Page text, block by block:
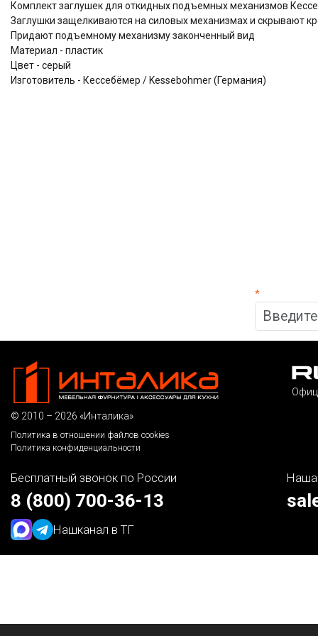
Комплект заглушек для откидных подъемных механизмов
Заглушки защелкиваются на силовых механизмах и скрывают
Придают подъемному механизму законченный вид
Материал - пластик
Цвет - серый
Изготовитель - Кессебёмер / Kessebohmer (Германия)
*
© 2010 – 2026 «Инталика»
Политика в отношении файлов cookies
Политика конфиденциальности
Бесплатный звонок по России
8 (800) 700-36-13
Нашканал в ТГ
Наша